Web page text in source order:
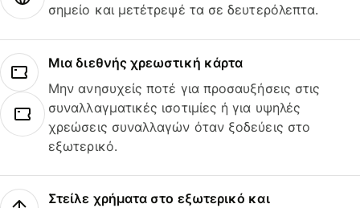
σημείο και μετέτρεψέ τα σε δευτερόλεπτα.
Μια διεθνής χρεωστική κάρτα
Μην ανησυχείς ποτέ για προσαυξήσεις στις
συναλλαγματικές ισοτιμίες ή για υψηλές
χρεώσεις συναλλαγών όταν ξοδεύεις στο
εξωτερικό.
Στείλε χρήματα στο εξωτερικό και